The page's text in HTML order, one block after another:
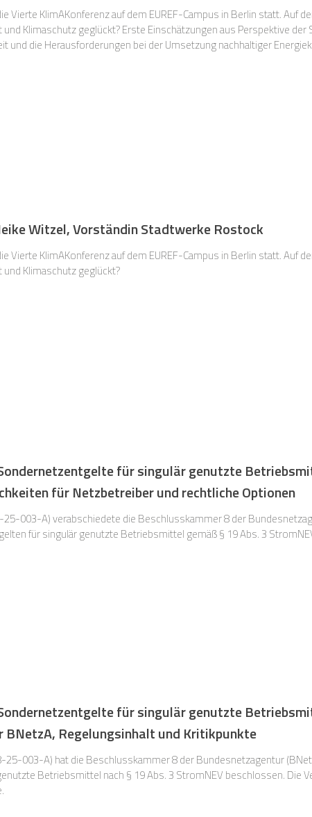
Vierte KlimAKonferenz auf dem EUREF-Campus in Berlin statt. Auf
Klimaschutz geglückt? Erste Einschätzungen aus Perspektive der
und die Herausforderungen bei der Umsetzung nachhaltiger
Witzel, Vorständin Stadtwerke Rostock
Vierte KlimAKonferenz auf dem EUREF-Campus in Berlin statt. Auf
Klimaschutz geglückt?
für singulär genutzte
für Netzbetreiber und rechtliche Optionen
25-003-A) verabschiedete die Beschlusskammer 8 der
für singulär genutzte Betriebsmittel gemäß § 19 Abs. 3
für singulär genutzte
BNetzA, Regelungsinhalt und Kritikpunkte
25-003-A) hat die Beschlusskammer 8 der Bundesnetzagentur
Betriebsmittel nach § 19 Abs. 3 StromNEV beschlossen. Die